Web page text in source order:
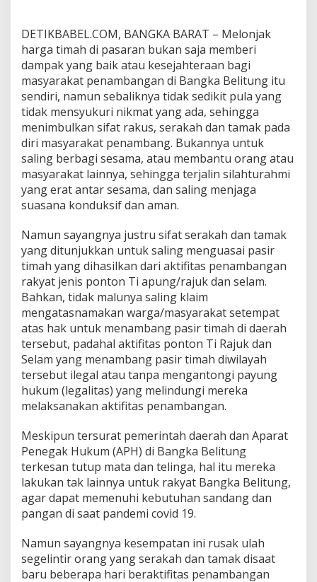
a
u
t
B
a
k
k
S
e
r
e
t
N
m
a
W
a
k
i
l
B
u
a
t
B
n
g
k
a
B
a
r
a
D
a
n
DETIKBABEL.COM, BANGKA BARAT – Melonjak
harga timah di pasaran bukan saja memberi
dampak yang baik atau kesejahteraan bagi
masyarakat penambangan di Bangka Belitung itu
sendiri, namun sebaliknya tidak sedikit pula yang
tidak mensyukuri nikmat yang ada, sehingga
menimbulkan sifat rakus, serakah dan tamak pada
diri masyarakat penambang. Bukannya untuk
saling berbagi sesama, atau membantu orang atau
masyarakat lainnya, sehingga terjalin silahturahmi
yang erat antar sesama, dan saling menjaga
suasana konduksif dan aman.
Namun sayangnya justru sifat serakah dan tamak
yang ditunjukkan untuk saling menguasai pasir
timah yang dihasilkan dari aktifitas penambangan
rakyat jenis ponton Ti apung/rajuk dan selam.
Bahkan, tidak malunya saling klaim
mengatasnamakan warga/masyarakat setempat
atas hak untuk menambang pasir timah di daerah
tersebut, padahal aktifitas ponton Ti Rajuk dan
Selam yang menambang pasir timah diwilayah
tersebut ilegal atau tanpa mengantongi payung
hukum (legalitas) yang melindungi mereka
melaksanakan aktifitas penambangan.
Meskipun tersurat pemerintah daerah dan Aparat
Penegak Hukum (APH) di Bangka Belitung
terkesan tutup mata dan telinga, hal itu mereka
lakukan tak lainnya untuk rakyat Bangka Belitung,
agar dapat memenuhi kebutuhan sandang dan
pangan di saat pandemi covid 19.
Namun sayangnya kesempatan ini rusak ulah
segelintir orang yang serakah dan tamak disaat
baru beberapa hari beraktifitas penambangan